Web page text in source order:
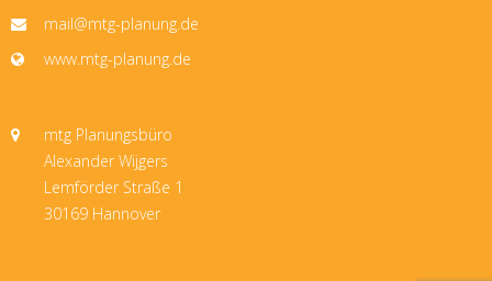
mail@mtg-planung.de
www.mtg-planung.de
mtg Planungsbüro
Alexander Wijgers
Lemförder Straße 1
30169 Hannover